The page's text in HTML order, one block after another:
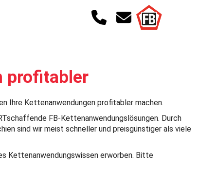
profitabler
Ihre Kettenanwendungen profitabler machen.
FB-Kettenanwendungslösungen. Durch
sind wir meist schneller und preisgünstiger als viele
Kettenanwendungswissen erworben. Bitte